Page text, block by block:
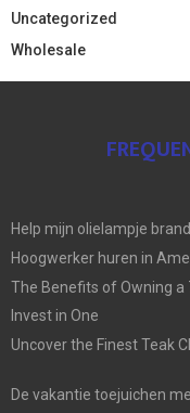
Uncategorized
Wholesale
Help mijn olielampje
Hoogwerker huren in
The Benefits of Owning a
Invest in One
Uncover the Finest Teak
De vakantie toejuichen